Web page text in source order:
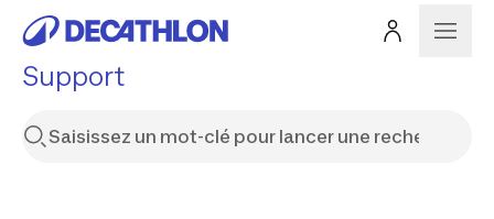
Support